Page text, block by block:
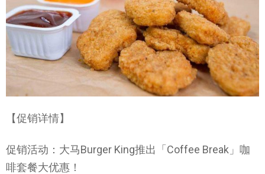
【促销详情】
促销活动：大马Burger King推出「Coffee Break」咖
啡套餐大优惠！